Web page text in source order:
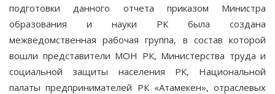
подготовки данного отчета приказом Министра
образования и науки РК была создана
межведомственная рабочая группа, в состав которой
вошли представители МОН РК, Министерства труда и
социальной защиты населения РК, Национальной
палаты предпринимателей РК «Атамекен», отраслевых